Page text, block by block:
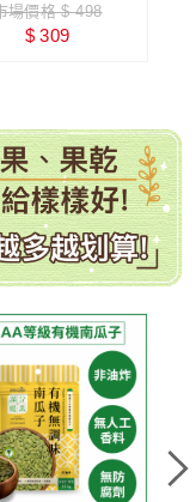
場價格 $ 498
$ 309